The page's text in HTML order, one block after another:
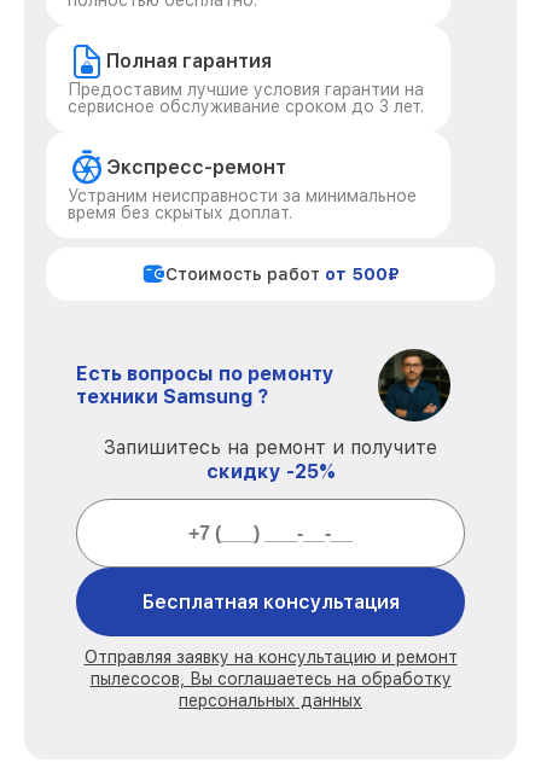
Полная гарантия
Предоставим лучшие условия гарантии на
сервисное обслуживание сроком до 3 лет.
Экспресс-ремонт
Устраним неисправности за минимальное
время без скрытых доплат.
Стоимость работ от 500₽
Есть вопросы по ремонту
техники Samsung ?
Запишитесь на ремонт и получите
скидку -25%
Бесплатная консультация
Отправляя заявку на консультацию и ремонт
пылесосов, Вы соглашаетесь на обработку
персональных данных